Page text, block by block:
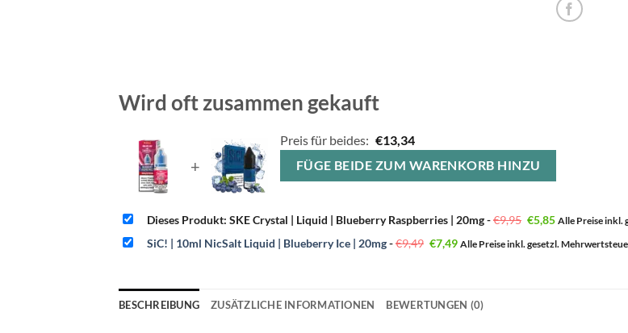
Wird oft zusammen gekauft
+
Preis für beides: €13,34
FÜGE BEIDE ZUM WARENKORB HINZU
Dieses Produkt: SKE Crystal | Liquid | Blueberry Raspberries | 20mg-€9,95 Ursprünglicher
Preis
€9,95
€5,85 Aktueller
Preis
ist:
€5,85.
Alle Preise inkl.
SiC! | 10ml NicSalt Liquid | Blueberry Ice | 20mg-€9,49 Ursprünglicher
Preis
€7,49Aktueller
Preis
Alle Preise inkl. gesetzl.
BESCHREIBUNG ZUSÄTZLICHE INFORMATIONEN BEWERTUNGEN (0)